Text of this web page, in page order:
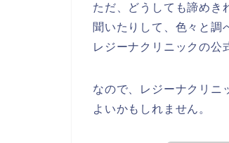
ただ、どうしても諦めき
聞いたりして、色々と調
レジーナクリニックの公
なので、レジーナクリニ
よいかもしれません。